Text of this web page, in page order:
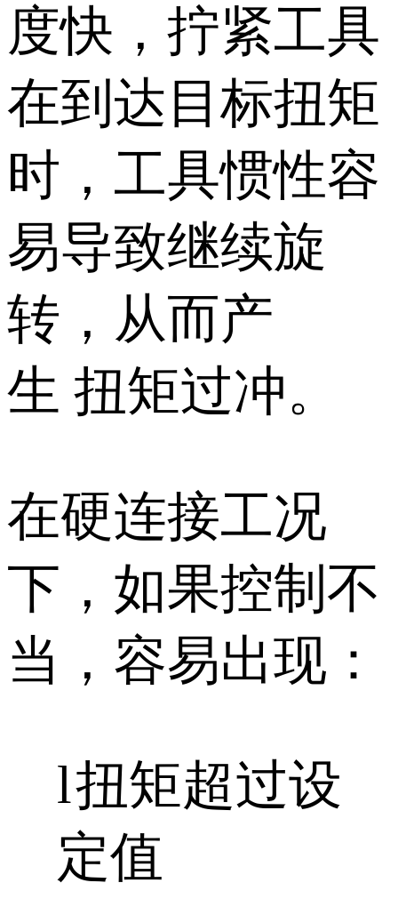
度快，拧紧工具
在到达目标扭矩
时，工具惯性容
易导致继续旋
转，从而产
生 扭矩过冲。
在硬连接工况
下，如果控制不
当，容易出现：
l扭矩超过设
定值